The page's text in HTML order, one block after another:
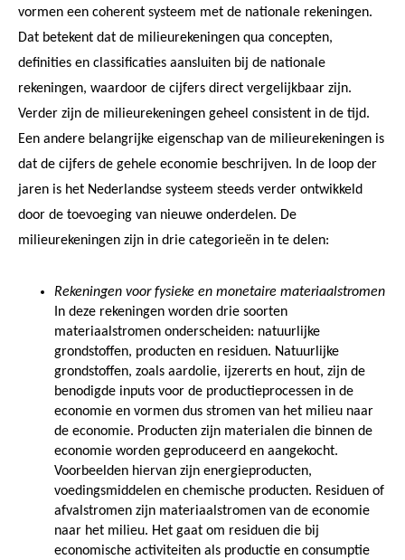
vormen een coherent systeem met de nationale rekeningen.
Dat betekent dat de milieurekeningen qua concepten,
definities en classificaties aansluiten bij de nationale
rekeningen, waardoor de cijfers direct vergelijkbaar zijn.
Verder zijn de milieurekeningen geheel consistent in de tijd.
Een andere belangrijke eigenschap van de milieurekeningen is
dat de cijfers de gehele economie beschrijven. In de loop der
jaren is het Nederlandse systeem steeds verder ontwikkeld
door de toevoeging van nieuwe onderdelen. De
milieurekeningen zijn in drie categorieën in te delen:
Rekeningen voor fysieke en monetaire materiaalstromen
In deze rekeningen worden drie soorten
materiaalstromen onderscheiden: natuurlijke
grondstoffen, producten en residuen. Natuurlijke
grondstoffen, zoals aardolie, ijzererts en hout, zijn de
benodigde inputs voor de productieprocessen in de
economie en vormen dus stromen van het milieu naar
de economie. Producten zijn materialen die binnen de
economie worden geproduceerd en aangekocht.
Voorbeelden hiervan zijn energieproducten,
voedingsmiddelen en chemische producten. Residuen of
afvalstromen zijn materiaalstromen van de economie
naar het milieu. Het gaat om residuen die bij
economische activiteiten als productie en consumptie